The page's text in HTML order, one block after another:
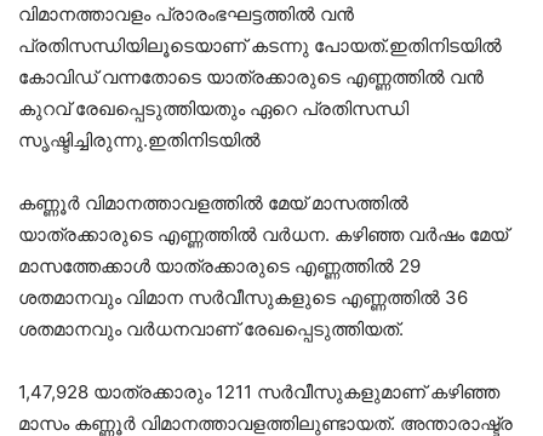
വിമാനത്താവളം പ്രാരംഭഘട്ടത്തിൽ വൻ
പ്രതിസന്ധിയിലൂടെയാണ് കടന്നു പോയത്.ഇതിനിടയിൽ
കോവിഡ് വന്നതോടെ യാത്രക്കാരുടെ എണ്ണത്തിൽ വൻ
കുറവ് രേഖപ്പെടുത്തിയതും ഏറെ പ്രതിസന്ധി
സൃഷ്ടിച്ചിരുന്നു.ഇതിനിടയിൽ
കണ്ണൂർ വിമാനത്താവളത്തിൽ മേയ് മാസത്തിൽ
യാത്രക്കാരുടെ എണ്ണത്തിൽ വർധന. കഴിഞ്ഞ വർഷം മേയ്
മാസത്തേക്കാൾ യാത്രക്കാരുടെ എണ്ണത്തിൽ 29
ശതമാനവും വിമാന സർവീസുകളുടെ എണ്ണത്തിൽ 36
ശതമാനവും വർധനവാണ് രേഖപ്പെടുത്തിയത്.
1,47,928 യാത്രക്കാരും 1211 സർവീസുകളുമാണ് കഴിഞ്ഞ
മാസം കണ്ണൂർ വിമാനത്താവളത്തിലുണ്ടായത്. അന്താരാഷ്ട്ര